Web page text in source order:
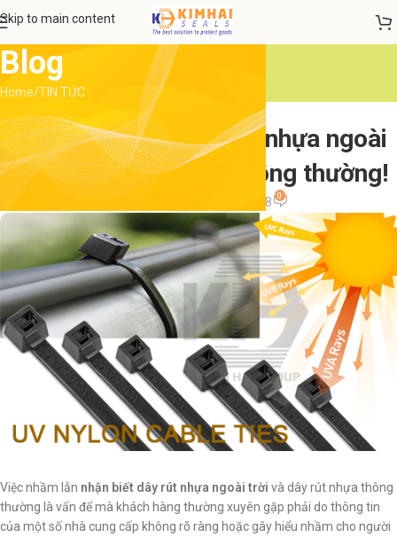
Skip to main content
Blog
Home TIN TỨC
Cách nhận biết dây rút nhựa ngoài
trời và dây rút nhựa thông thường!
On 3 Tháng 8, 2018 0
Việc nhầm lẫn nhận biết dây rút nhựa ngoài trời và dây rút nhựa thông
thường là vấn để mà khách hàng thường xuyên gặp phải do thông tin
của một số nhà cung cấp không rõ ràng hoặc gây hiểu nhầm cho người